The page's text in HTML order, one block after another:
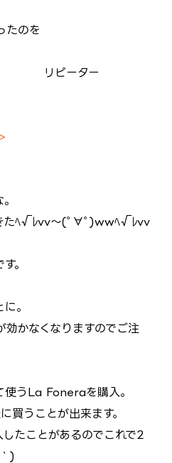
たのを
→ リピーター
た─ﾍ√ﾚvv～(ﾟ∀ﾟ)─wwﾍ√ﾚvv
。
。
かなくなりますのでご注
使うLa Foneraを購入。
買うことが出来ます。
たことがあるのでこれで2
)